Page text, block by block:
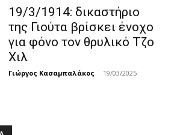
19/3/1914: δικαστήριο
της Γιούτα βρίσκει ένοχο
για φόνο τον θρυλικό Τζο
Χιλ
Γιώργος Κασαμπαλάκος - 19/03/2025